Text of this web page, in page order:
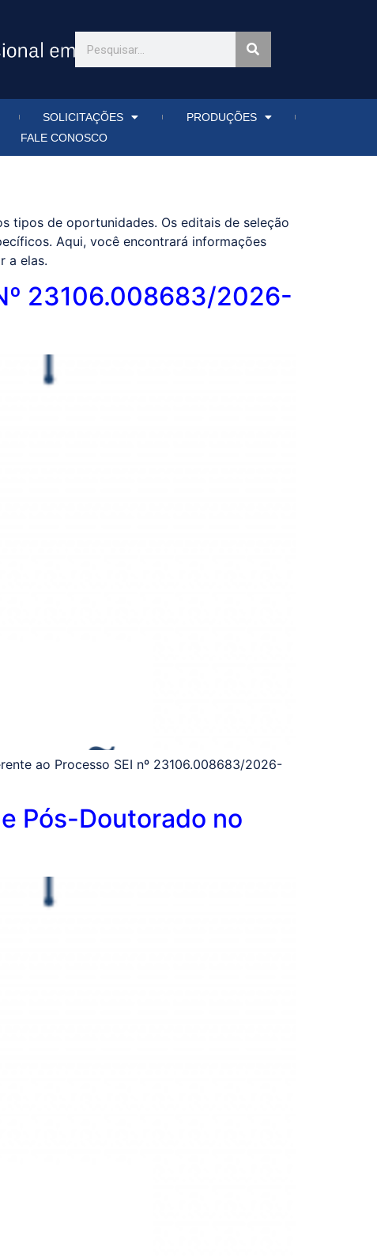
SOLICITAÇÕES
PRODUÇÕES
FALE CONOSCO
tipos de oportunidades. Os editais de seleção
Aqui, você encontrará informações
a elas.
23106.008683/2026-
ao Processo SEI nº 23106.008683/2026-
Pós-Doutorado no